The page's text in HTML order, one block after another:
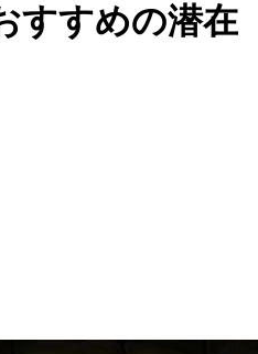
すすめの潜在